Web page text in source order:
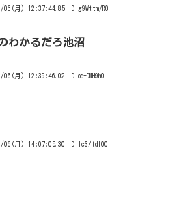
06(月) 12:37:44.85 ID:g9Wttm/R0
わかるだろ池沼
06(月) 12:39:46.02 ID:oq+DMH9h0
06(月) 14:07:05.30 ID:Ic3/tdI00